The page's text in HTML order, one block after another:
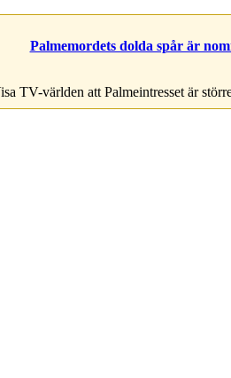
Palmemordets dolda spår är
TV-världen att Palmeintresset är